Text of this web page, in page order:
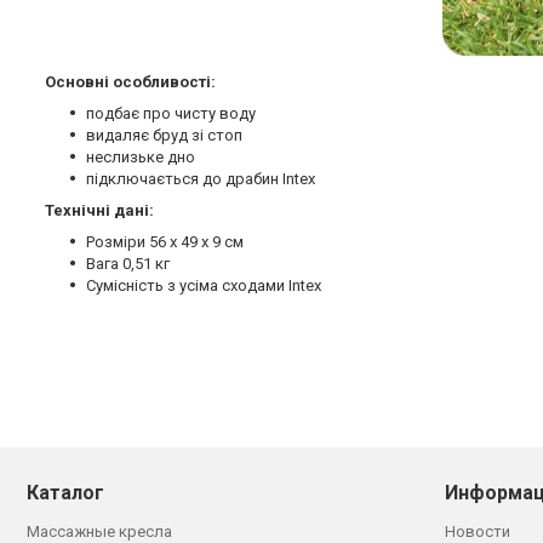
Основні особливості:
подбає про чисту воду
видаляє бруд зі стоп
неслизьке дно
підключається до драбин Intex
Технічні дані:
Розміри 56 х 49 х 9 см
Вага 0,51 кг
Сумісність з усіма сходами Intex
Каталог
Массажные кресла Новости